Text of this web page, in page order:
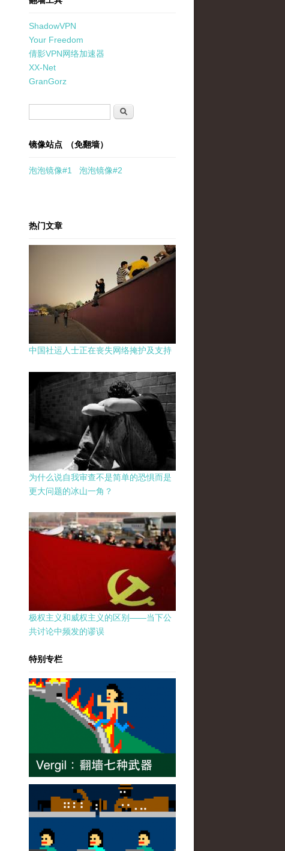
ShadowVPN
Your Freedom
倩影VPN网络加速器
XX-Net
GranGorz
搜索
镜像站点 （免翻墙）
泡泡镜像#1 泡泡镜像#2
热门文章
中国社运人士正在丧失网络掩护及支持
为什么说自我审查不是简单的恐惧而是
更大问题的冰山一角？
极权主义和威权主义的区别——当下公
共讨论中频发的谬误
特别专栏